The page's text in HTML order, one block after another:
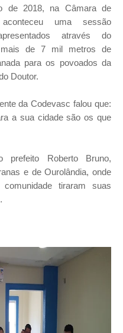
de 2018, na Câmara de
uma sessão
através do
mais de 7 mil metros de
para os povoados da
Doutor.
da Codevasc falou que:
a sua cidade são os que
prefeito Roberto Bruno,
e de Ourolândia, onde
tiraram suas